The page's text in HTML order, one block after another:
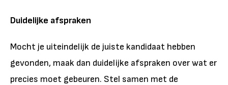
Duidelijke afspraken
Mocht je uiteindelijk de juiste kandidaat hebben
gevonden, maak dan duidelijke afspraken over wat er
precies moet gebeuren. Stel samen met de